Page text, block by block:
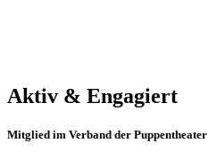
Aktiv & Engagiert
Mitglied im Verband der Puppentheater